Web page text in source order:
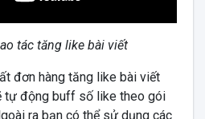
tác tăng like bài viết
đơn hàng tăng like bài viết
tự động buff số like theo gói
ra bạn có thể sử dụng các